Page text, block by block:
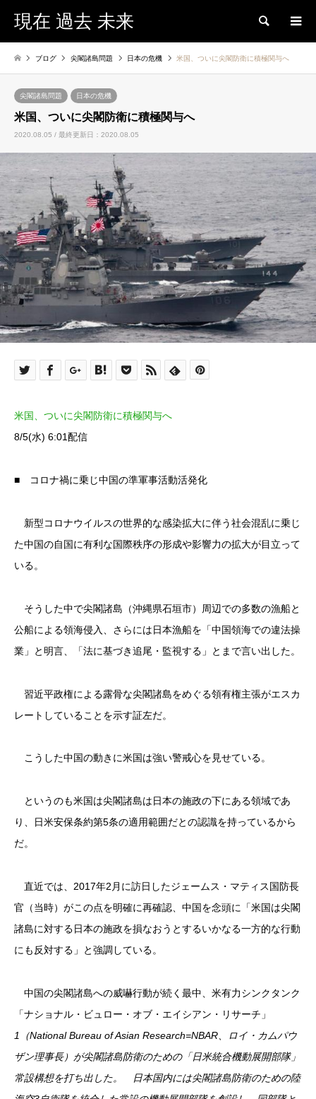
現在 過去 未来 検索
ブログ 尖閣諸島問題 日本の危機 米国、ついに尖閣防衛に積極関与へ
尖閣諸島問題 日本の危機
米国、ついに尖閣防衛に積極関与へ
2020.08.05 / 最終更新日：2020.08.05
米国、ついに尖閣防衛に積極関与へ
8/5(水) 6:01配信
■ コロナ禍に乗じ中国の準軍事活動活発化
新型コロナウイルスの世界的な感染拡大に伴う社会混乱に乗じ
た中国の自国に有利な国際秩序の形成や影響力の拡大が目立って
いる。
そうした中で尖閣諸島（沖縄県石垣市）周辺での多数の漁船と
公船による領海侵入、さらには日本漁船を「中国領海での違法操
業」と明言、「法に基づき追尾・監視する」とまで言い出した。
習近平政権による露骨な尖閣諸島をめぐる領有権主張がエスカ
レートしていることを示す証左だ。
こうした中国の動きに米国は強い警戒心を見せている。
というのも米国は尖閣諸島は日本の施政の下にある領域であ
り、日米安保条約第5条の適用範囲だとの認識を持っているから
だ。
直近では、2017年2月に訪日したジェームス・マティス国防長
官（当時）がこの点を明確に再確認、中国を念頭に「米国は尖閣
諸島に対する日本の施政を損なおうとするいかなる一方的な行動
にも反対する」と強調している。
中国の尖閣諸島への威嚇行動が続く最中、米有力シンクタンク
「ナショナル・ビュロー・オブ・エイシアン・リサーチ」
1（National Bureau of Asian Research=NBAR、ロイ・カムパウ
ザン理事長）が尖閣諸島防衛のための「日米統合機動展開部隊」
常設構想を打ち出した。 日本国内には尖閣諸島防衛のための陸